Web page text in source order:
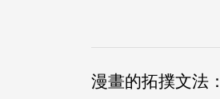
漫畫的拓撲文法